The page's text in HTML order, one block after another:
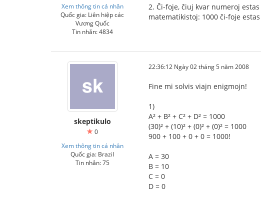
Xem thông tin cá nhân
Quốc gia: Liên hiệp các
Vương Quốc
Tin nhắn: 4834
2. Ĉi-foje, ĉiuj kvar numeroj
matematikistoj: 1000 ĉi-foje
skeptikulo
0
Xem thông tin cá nhân
Quốc gia: Brazil
Tin nhắn: 75
22:36:12 Ngày 02 tháng 5 năm 2008
Fine mi solvis viajn enigmojn!
1)
A² + B² + C² + D² = 1000
(30)² + (10)² + (0)² + (0)² = 1000
900 + 100 + 0 + 0 = 1000!
A = 30
B = 10
C = 0
D = 0